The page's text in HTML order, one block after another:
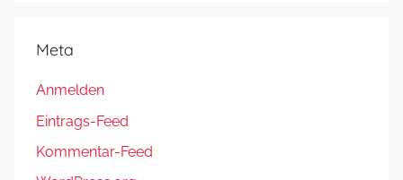
Meta
Anmelden
Eintrags-Feed
Kommentar-Feed